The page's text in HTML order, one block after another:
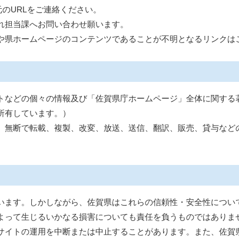
URLをご連絡ください。
当課へお問い合わせ願います。
ホームページのコンテンツであることが不明となるリンクは
どの個々の情報及び「佐賀県庁ホームページ」全体に関する
しています。）
断で転載、複製、改変、放送、送信、翻訳、販売、貸与など
す。しかしながら、佐賀県はこれらの信頼性・安全性につい
て生じるいかなる損害についても責任を負うものではありま
トの運用を中断または中止することがあります。また、佐賀